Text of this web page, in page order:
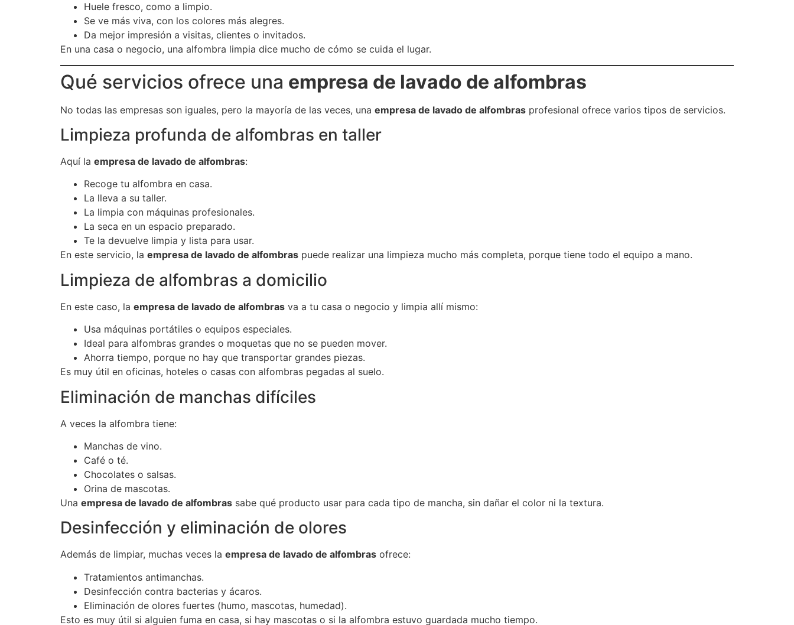
Huele fresco, como a limpio.
Se ve más viva, con los colores más alegres.
Da mejor impresión a visitas, clientes o invitados.
En una casa o negocio, una alfombra limpia dice mucho de cómo se cuida el lugar.
Qué servicios ofrece una empresa de lavado de alfombras
No todas las empresas son iguales, pero la mayoría de las veces, una empresa de lavado de alfombras profesional ofrece varios tipos de servicios.
Limpieza profunda de alfombras en taller
Aquí la empresa de lavado de alfombras:
Recoge tu alfombra en casa.
La lleva a su taller.
La limpia con máquinas profesionales.
La seca en un espacio preparado.
Te la devuelve limpia y lista para usar.
En este servicio, la empresa de lavado de alfombras puede realizar una limpieza mucho más completa, porque tiene todo el equipo a mano.
Limpieza de alfombras a domicilio
En este caso, la empresa de lavado de alfombras va a tu casa o negocio y limpia allí mismo:
Usa máquinas portátiles o equipos especiales.
Ideal para alfombras grandes o moquetas que no se pueden mover.
Ahorra tiempo, porque no hay que transportar grandes piezas.
Es muy útil en oficinas, hoteles o casas con alfombras pegadas al suelo.
Eliminación de manchas difíciles
A veces la alfombra tiene:
Manchas de vino.
Café o té.
Chocolates o salsas.
Orina de mascotas.
Una empresa de lavado de alfombras sabe qué producto usar para cada tipo de mancha, sin dañar el color ni la textura.
Desinfección y eliminación de olores
Además de limpiar, muchas veces la empresa de lavado de alfombras ofrece:
Tratamientos antimanchas.
Desinfección contra bacterias y ácaros.
Eliminación de olores fuertes (humo, mascotas, humedad).
Esto es muy útil si alguien fuma en casa, si hay mascotas o si la alfombra estuvo guardada mucho tiempo.